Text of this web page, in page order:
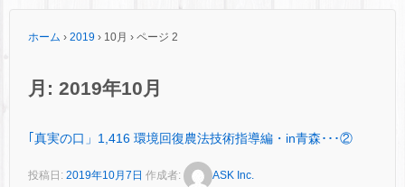
ホーム › 2019 › 10月 › ページ 2
月: 2019年10月
｢真実の口」1,416 環境回復農法技術指導編・in青森･･･②
投稿日: 2019年10月7日 作成者: ASK Inc.